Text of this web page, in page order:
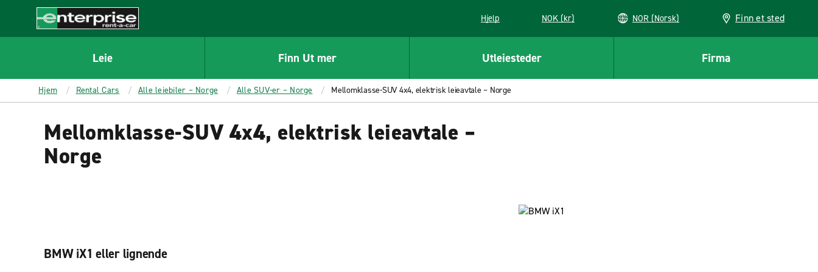
CONTENT
Enterprise
Hjelp NOK (kr) NOR (Norsk) Finn et sted
Leie Finn Ut mer Utleiesteder Firma
Hjem Rental Cars Alle leiebiler – Norge Alle SUV-er – Norge Mellomklasse-SUV 4x4, elektrisk leieavtale – Norge
Mellomklasse-SUV 4x4, elektrisk leieavtale –
Norge
BMW iX1 eller lignende